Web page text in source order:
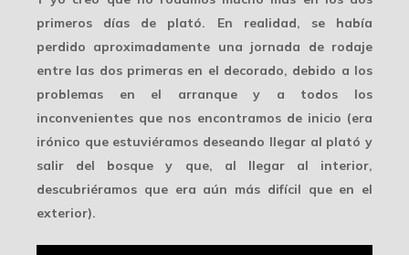
primeros días de plató. En realidad, se había
perdido aproximadamente una jornada de rodaje
entre las dos primeras en el decorado, debido a los
problemas en el arranque y a todos los
inconvenientes que nos encontramosde inicio (era
irónico que estuviéramos deseando llegar al plató y
salir del bosque y que, al llegar al interior,
descubriéramos que era aún más difícil que en el
exterior).